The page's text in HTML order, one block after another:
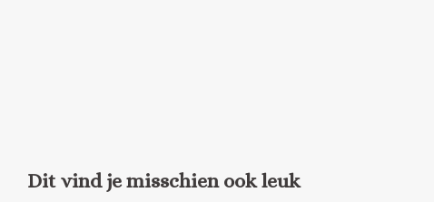
Dit vind je misschien ook leuk